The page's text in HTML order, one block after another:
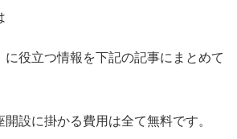
に役立つ情報を下記の記事にまとめて
設に掛かる費用は全て無料です。